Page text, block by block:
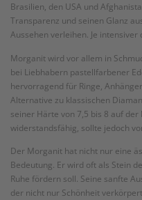
Brasilien, den USA und
Transparenz und seinen Glanz
Aussehen verleihen. Je
Morganit wird vor allem in
bei Liebhabern pastellfarbener
hervorragend für Ringe,
Alternative zu klassischen
seiner Härte von 7,5 bis 8 auf
widerstandsfähig, sollte jedoch
Der Morganit hat nicht nur eine
Bedeutung. Er wird oft als Stein
Ruhe fördern soll. Seine sanfte
der nicht nur Schönheit